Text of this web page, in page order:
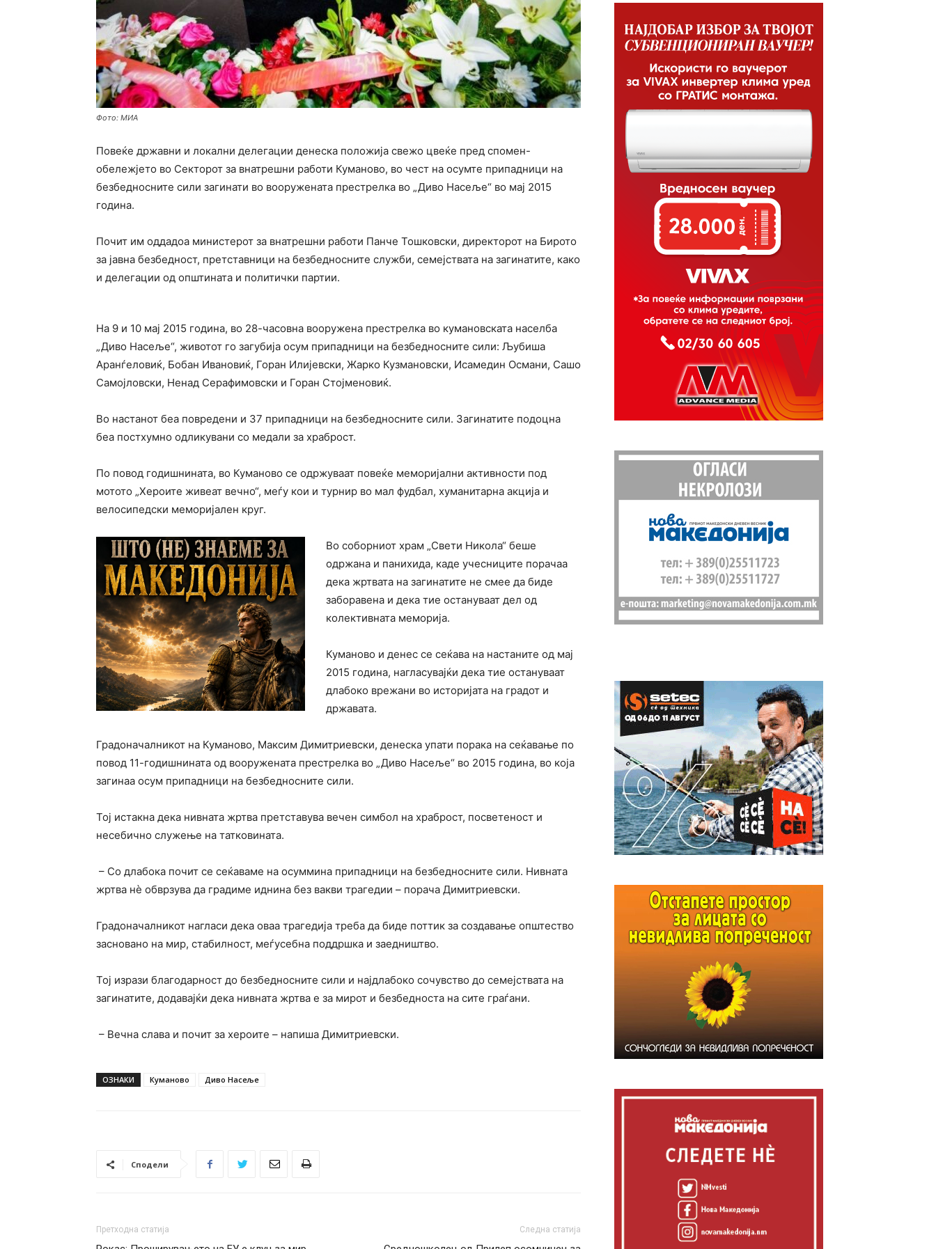
Фото: МИА
Повеќе државни и локални делегации денеска положија свежо цвеќе пред спомен-
обележјето во Секторот за внатрешни работи Куманово, во чест на осумте припадници на
безбедносните сили загинати во вооружената престрелка во „Диво Насеље“ во мај 2015
година.
Почит им оддадоа министерот за внатрешни работи Панче Тошковски, директорот на Бирото
за јавна безбедност, претставници на безбедносните служби, семејствата на загинатите, како
и делегации од општината и политички партии.
На 9 и 10 мај 2015 година, во 28-часовна вооружена престрелка во кумановската населба
„Диво Насеље“, животот го загубија осум припадници на безбедносните сили: Љубиша
Аранѓеловиќ, Бобан Ивановиќ, Горан Илијевски, Жарко Кузмановски, Исамедин Османи, Сашо
Самојловски, Ненад Серафимовски и Горан Стојменовиќ.
Во настанот беа повредени и 37 припадници на безбедносните сили. Загинатите подоцна
беа постхумно одликувани со медали за храброст.
По повод годишнината, во Куманово се одржуваат повеќе меморијални активности под
мотото „Хероите живеат вечно“, меѓу кои и турнир во мал фудбал, хуманитарна акција и
велосипедски меморијален круг.
Во соборниот храм „Свети Никола“ беше
одржана и панихида, каде учесниците порачаа
дека жртвата на загинатите не смее да биде
заборавена и дека тие остануваат дел од
колективната меморија.
Куманово и денес се сеќава на настаните од мај
2015 година, нагласувајќи дека тие остануваат
длабоко врежани во историјата на градот и
државата.
Градоначалникот на Куманово, Максим Димитриевски, денеска упати порака на сеќавање по
повод 11-годишнината од вооружената престрелка во „Диво Насеље“ во 2015 година, во која
загинаа осум припадници на безбедносните сили.
Тој истакна дека нивната жртва претставува вечен симбол на храброст, посветеност и
несебично служење на татковината.
– Со длабока почит се сеќаваме на осуммина припадници на безбедносните сили. Нивната
жртва нè обврзува да градиме иднина без вакви трагедии – порача Димитриевски.
Градоначалникот нагласи дека оваа трагедија треба да биде поттик за создавање општество
засновано на мир, стабилност, меѓусебна поддршка и заедништво.
Тој изрази благодарност до безбедносните сили и најдлабоко сочувство до семејствата на
загинатите, додавајќи дека нивната жртва е за мирот и безбедноста на сите граѓани.
– Вечна слава и почит за хероите – напиша Димитриевски.
ОЗНАКИ Куманово Диво Насеље
Сподели
Претходна статија Следна статија